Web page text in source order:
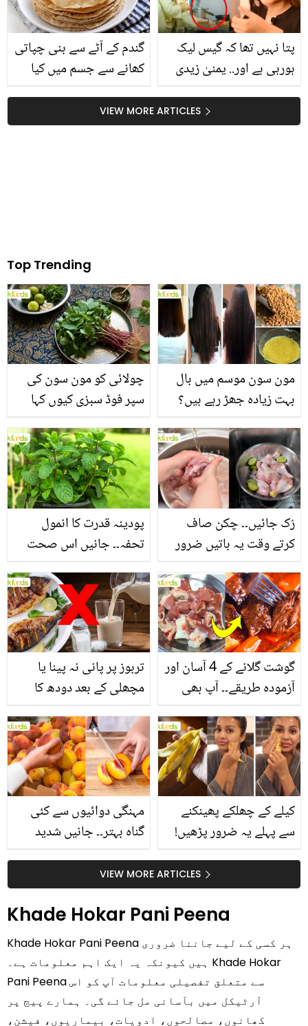
گندم کے آٹے سے بنی چپاتی
کھانے سے جسم میں کیا
روٹی سے متعلق اہم
معلومات
پتا نہیں تھا کہ گیس لیک
ہورہی ہے اور.. یمنیٰ زیدی
کس حال میں ہیں؟ VIEW MORE ARTICLES
Top Trending
چولائی کو مون سون کی
سپر فوڈ سبزی کیوں کہا
منرلز اور اینٹی آکسیڈنٹس
سے بھرپور اس سبزی کے
فائدے
مون سون موسم میں بال
بہت زیادہ جھڑ رہے ہیں؟
بنانے کے چند قدرتی طریقے
پودینہ قدرت کا انمول
تحفہ۔۔ جانیں اس صحت
انگیز طبی فوائد
رُک جائیں۔۔ چکن صاف
کرتے وقت یہ باتیں ضرور
تربوز پر پانی نہ پینا یا
مچھلی کے بعد دودھ کا
سے متعلق غلط فہمیوں کی
حقیقت کیا ہے اور افواہ
کیا؟
گوشت گلانے کے 4 آسان اور
آزمودہ طریقے۔۔ آپ بھی
بتائے راز
مہنگی دوائیوں سے کئی
گناہ بہتر۔۔ جانیں شدید
کیوں کھانا چاہیے؟
کیلے کے چھلکے پھینکنے
سے پہلے یہ ضرور پڑھیں!
سستا اور قدرتی حلVIEW MORE ARTICLES
Khade Hokar Pani Peena
Khade Hokar Pani Peena ہر کسی کے لیے جاننا ضروری
ہیں کیونکہ یہ ایک اہم معلومات ہے۔ Khade Hokar
Pani Peena سے متعلق تفصیلی معلومات آپ کو اس
آرٹیکل میں بآسانی مل جائے گی۔ ہمارے پیج پر
کھانوں، مصالحوں، ادویات، بیماریوں، فیشن،